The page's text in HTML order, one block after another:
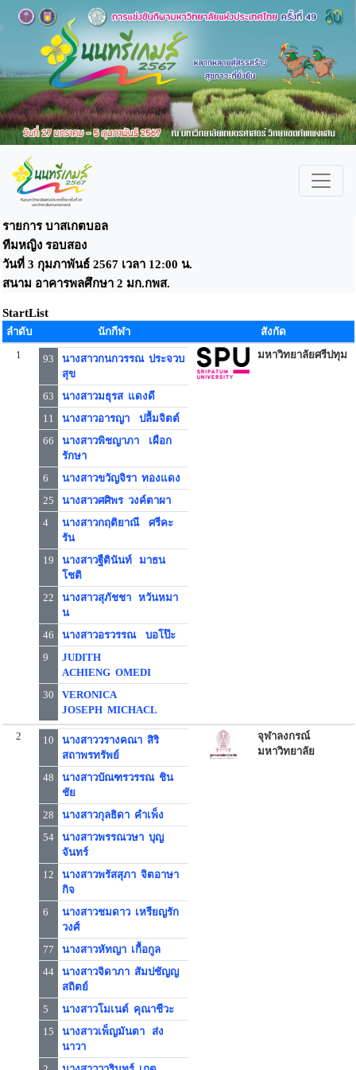
รายการ บาสเกตบอล
ทีมหญิง รอบสอง
วันที่ 3 กุมภาพันธ์ 2567 เวลา 12:00 น.
สนาม อาคารพลศึกษา 2 มก.กพส.
StartList
ลำดับ นักกีฬา
สังกัด
1
93
นางสาวกนกวรรณ ประจวบ
สุข
63
นางสาวมธุรส แดงดี
11
นางสาวอารญา ปลื้มจิตต์
66
นางสาวพิชญาภา เผือก
รักษา
6
นางสาวขวัญจิรา ทองแดง
25
นางสาวศศิพร วงค์ตาผา
4
นางสาวกฤติยาณี ศรีคะ
รัน
19
นางสาวฐืตินันท์ มาธน
โชติ
22
นางสาวสุภัชชา หวันหมา
น
46
นางสาวอรวรรณ บอโป๊ะ
9
JUDITH
ACHIENG OMEDI
30
VERONICA
JOSEPH MICHACL
มหาวิทยาลัยศรีปทุม
2 10
นางสาววรางคณา สิริ
สถาพรทรัพย์
48
นางสาวบัณฑรวรรณ ชิน
ชัย
28
นางสาวกุลธิดา คำเพ็ง
54
นางสาวพรรณวษา บุญ
จันทร์
12
นางสาวพรัสสุภา จิตอาษา
กิจ
6
นางสาวชมดาว เหรียญรัก
วงศ์
77
นางสาวหัทญา เกื้อกูล
44
นางสาวจิดาภา สัมปชัญญ
สถิตย์
5
นางสาวโมเนต์ คุณาชีวะ
15
นางสาวเพ็ญมันตา ส่ง
นาวา
จุฬาลงกรณ์
มหาวิทยาลัย